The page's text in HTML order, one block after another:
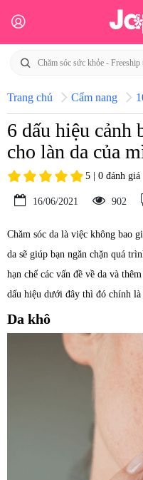
Trang chủ Cẩm nang
6 dấu hiệu cảnh
cho làn da của
5 | 0 đánh giá
16/06/2021 902
Chăm sóc da là việc không bao
da sẽ giúp bạn ngăn chặn quá
hạn chế các vấn đề về da và
dấu hiệu dưới đây thì đó chính là
Da khô